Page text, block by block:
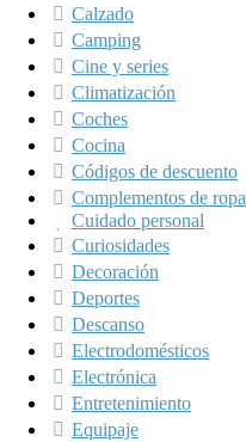
Calzado
Camping
Cine y series
Climatización
Coches
Cocina
Códigos de descuento
Complementos de ropa
Cuidado personal
Curiosidades
Decoración
Deportes
Descanso
Electrodomésticos
Electrónica
Entretenimiento
Equipaje